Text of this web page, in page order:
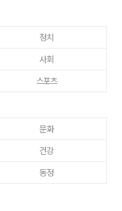
정치
사회
스포츠
문화
건강
동정